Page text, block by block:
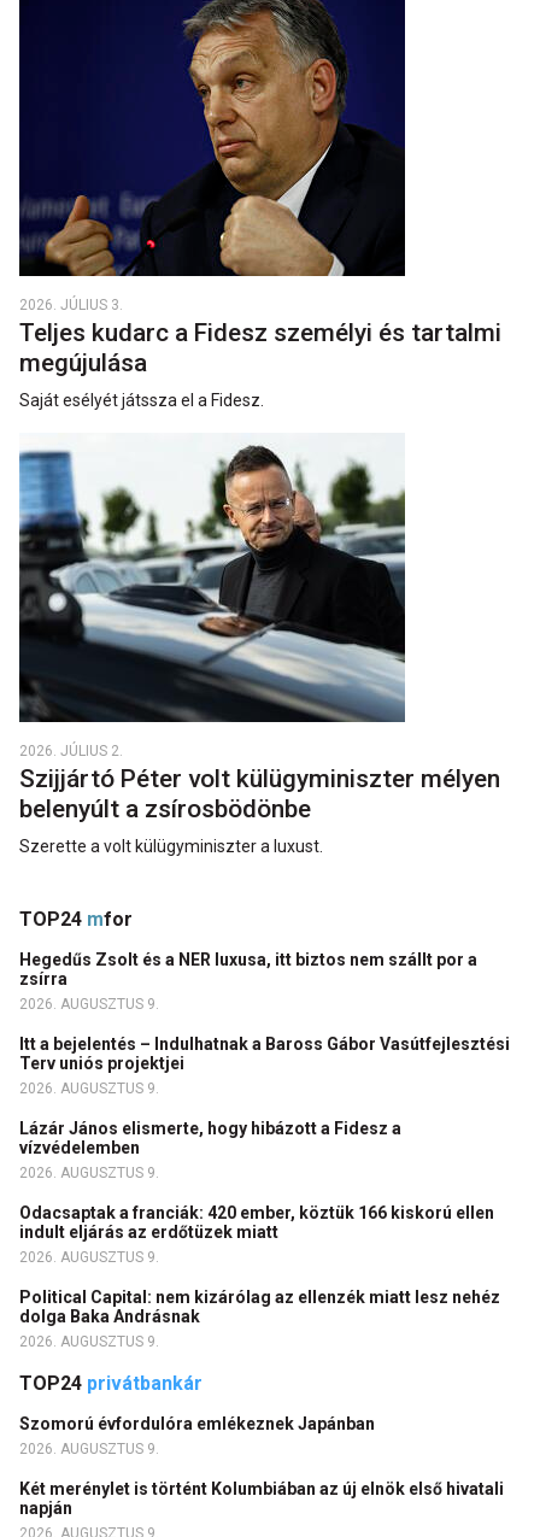
2026. JÚLIUS 3.
Teljes kudarc a Fidesz személyi és tartalmi
megújulása
Saját esélyét játssza el a Fidesz.
2026. JÚLIUS 2.
Szijjártó Péter volt külügyminiszter mélyen
belenyúlt a zsírosbödönbe
Szerette a volt külügyminiszter a luxust.
TOP24 mfor
Hegedűs Zsolt és a NER luxusa, itt biztos nem szállt por a
zsírra
2026. AUGUSZTUS 9.
Itt a bejelentés – Indulhatnak a Baross Gábor Vasútfejlesztési
Terv uniós projektjei
2026. AUGUSZTUS 9.
Lázár János elismerte, hogy hibázott a Fidesz a
vízvédelemben
2026. AUGUSZTUS 9.
Odacsaptak a franciák: 420 ember, köztük 166 kiskorú ellen
indult eljárás az erdőtüzek miatt
2026. AUGUSZTUS 9.
Political Capital: nem kizárólag az ellenzék miatt lesz nehéz
dolga Baka Andrásnak
2026. AUGUSZTUS 9.
TOP24 privátbankár
Szomorú évfordulóra emlékeznek Japánban
2026. AUGUSZTUS 9.
Két merénylet is történt Kolumbiában az új elnök első hivatali
napján